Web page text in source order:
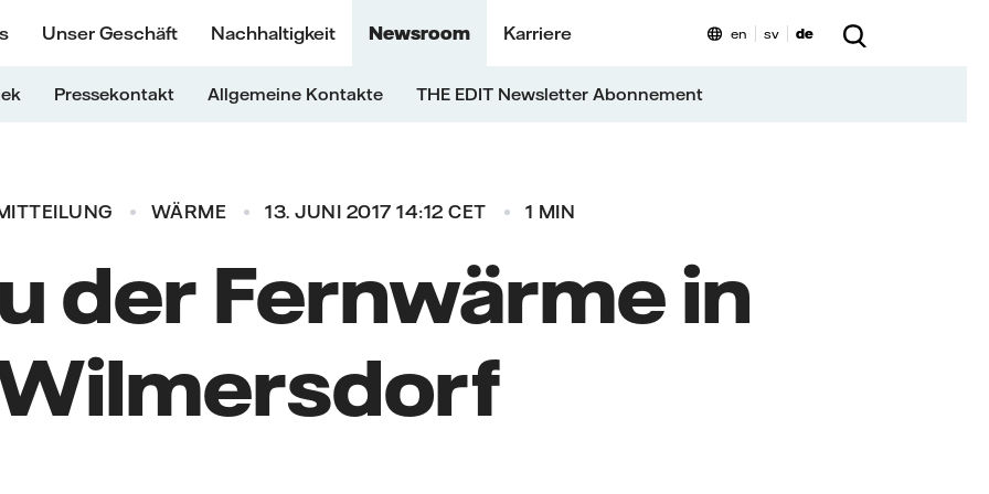
Unser Geschäft Nachhaltigkeit Newsroom Karriere
Pressekontakt Allgemeine Kontakte THE EDIT Newsletter Abonnement
en sv de
WÄRME 13. JUNI 2017 14:12 CET 1 MIN
der Fernwärme in